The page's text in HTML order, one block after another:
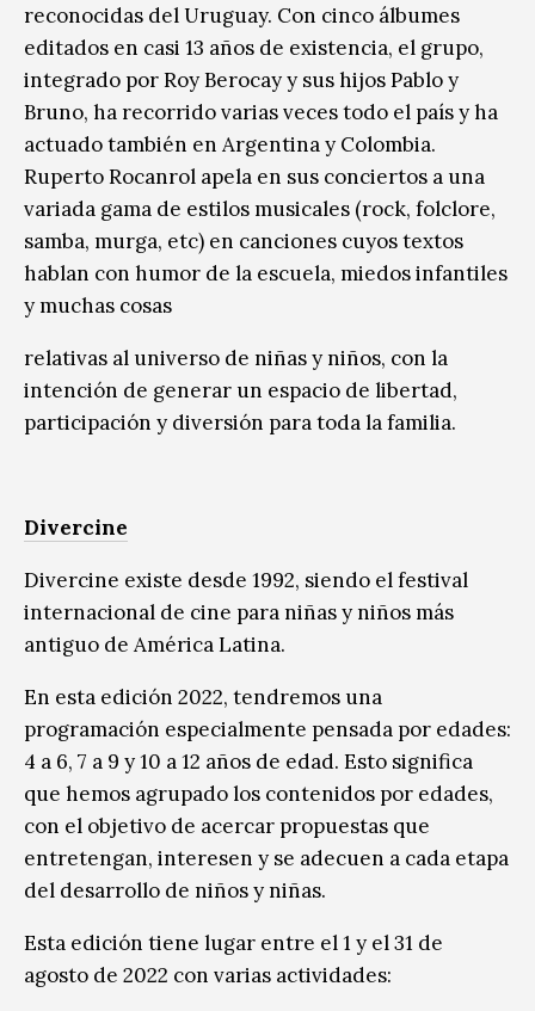
reconocidas del Uruguay. Con cinco álbumes
editados en casi 13 años de existencia, el grupo,
integrado por Roy Berocay y sus hijos Pablo y
Bruno, ha recorrido varias veces todo el país y ha
actuado también en Argentina y Colombia.
Ruperto Rocanrol apela en sus conciertos a una
variada gama de estilos musicales (rock, folclore,
samba, murga, etc) en canciones cuyos textos
hablan con humor de la escuela, miedos infantiles
y muchas cosas
relativas al universo de niñas y niños, con la
intención de generar un espacio de libertad,
participación y diversión para toda la familia.
Divercine
Divercine existe desde 1992, siendo el festival
internacional de cine para niñas y niños más
antiguo de América Latina.
En esta edición 2022, tendremos una
programación especialmente pensada por edades:
4 a 6, 7 a 9 y 10 a 12 años de edad. Esto significa
que hemos agrupado los contenidos por edades,
con el objetivo de acercar propuestas que
entretengan, interesen y se adecuen a cada etapa
del desarrollo de niños y niñas.
Esta edición tiene lugar entre el 1 y el 31 de
agosto de 2022 con varias actividades: